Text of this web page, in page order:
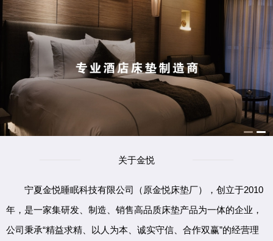
关于金悦
宁夏金悦睡眠科技有限公司（原金悦床垫厂），创立于2010
年，是一家集研发、制造、销售高品质床垫产品为一体的企业，
公司秉承“精益求精、以人为本、诚实守信、合作双赢”的经营理